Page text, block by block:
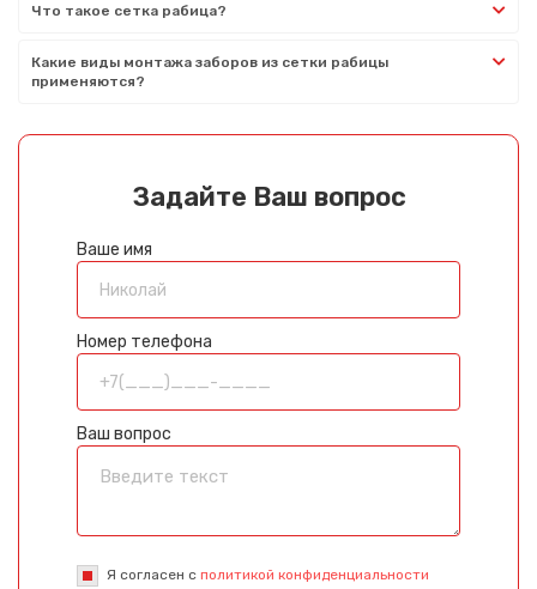
Что такое сетка рабица?
Какие виды монтажа заборов из сетки рабицы
применяются?
Задайте Ваш вопрос
Ваше имя
Номер телефона
Ваш вопрос
Я согласен с политикой конфиденциальности